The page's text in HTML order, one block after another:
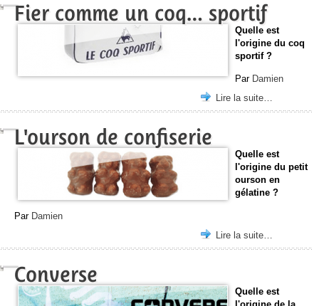
Fier comme un coq… sportif
Quelle est
l'origine du coq
sportif ?
Par Damien
Lire la suite…
L'ourson de confiserie
Quelle est
l'origine du petit
ourson en
gélatine ?
Par Damien
Lire la suite…
Converse
Quelle est